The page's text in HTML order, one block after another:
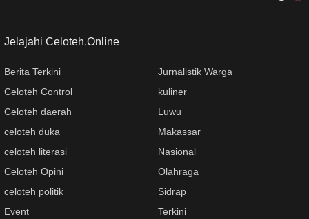
Jelajahi Celoteh.Online
Berita Terkini
Celoteh Control
Celoteh daerah
celoteh duka
celoteh literasi
Celoteh Opini
celoteh politik
Event
Jurnalistik Warga
kuliner
Luwu
Makassar
Nasional
Olahraga
Sidrap
Terkini